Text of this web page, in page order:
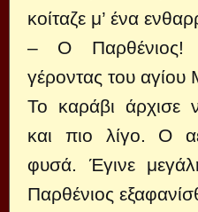
κοίταζε μ’ ένα
– Ο Παρθένιος!
γέροντας του
Το καράβι άρχισε
και πιο λίγο. Ο
φυσά. Έγινε
Παρθένιος